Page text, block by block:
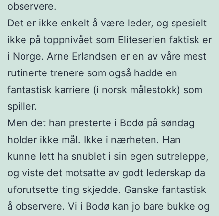
observere.
Det er ikke enkelt å være leder, og spesielt
ikke på toppnivået som Eliteserien faktisk er
i Norge. Arne Erlandsen er en av våre mest
rutinerte trenere som også hadde en
fantastisk karriere (i norsk målestokk) som
spiller.
Men det han presterte i Bodø på søndag
holder ikke mål. Ikke i nærheten. Han
kunne lett ha snublet i sin egen sutreleppe,
og viste det motsatte av godt lederskap da
uforutsette ting skjedde. Ganske fantastisk
å observere. Vi i Bodø kan jo bare bukke og